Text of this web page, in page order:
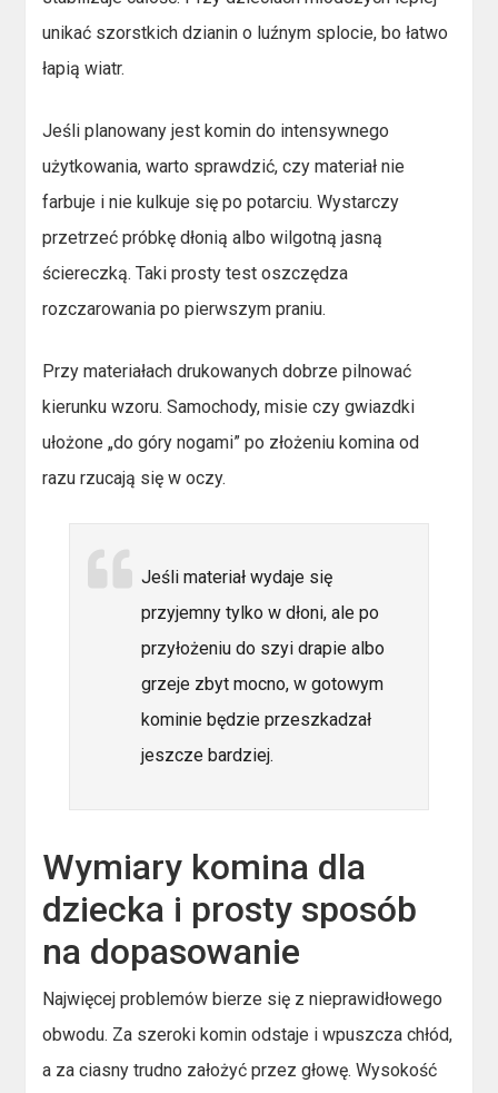
unikać szorstkich dzianin o luźnym splocie, bo łatwo
łapią wiatr.
Jeśli planowany jest komin do intensywnego
użytkowania, warto sprawdzić, czy materiał nie
farbuje i nie kulkuje się po potarciu. Wystarczy
przetrzeć próbkę dłonią albo wilgotną jasną
ściereczką. Taki prosty test oszczędza
rozczarowania po pierwszym praniu.
Przy materiałach drukowanych dobrze pilnować
kierunku wzoru. Samochody, misie czy gwiazdki
ułożone „do góry nogami” po złożeniu komina od
razu rzucają się w oczy.
Jeśli materiał wydaje się
przyjemny tylko w dłoni, ale po
przyłożeniu do szyi drapie albo
grzeje zbyt mocno, w gotowym
kominie będzie przeszkadzał
jeszcze bardziej.
Wymiary komina dla
dziecka i prosty sposób
na dopasowanie
Najwięcej problemów bierze się z nieprawidłowego
obwodu. Za szeroki komin odstaje i wpuszcza chłód,
a za ciasny trudno założyć przez głowę. Wysokość